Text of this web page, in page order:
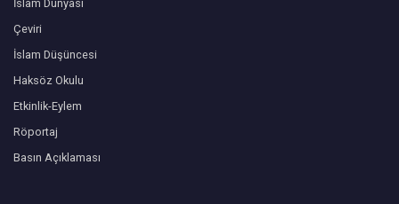
İslam Dünyası
Çeviri
İslam Düşüncesi
Haksöz Okulu
Etkinlik-Eylem
Röportaj
Basın Açıklaması